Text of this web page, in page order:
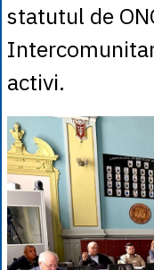
statutul de
activi.